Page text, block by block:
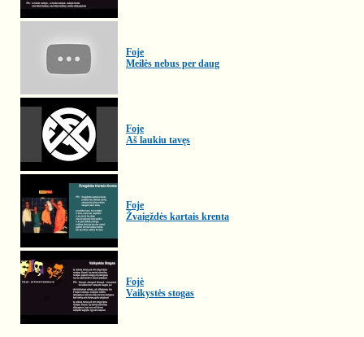
Foje
Meilės nebus per daug
Foje
Aš laukiu tavęs
Foje
Žvaigždės kartais krenta
Fojė
Vaikystės stogas